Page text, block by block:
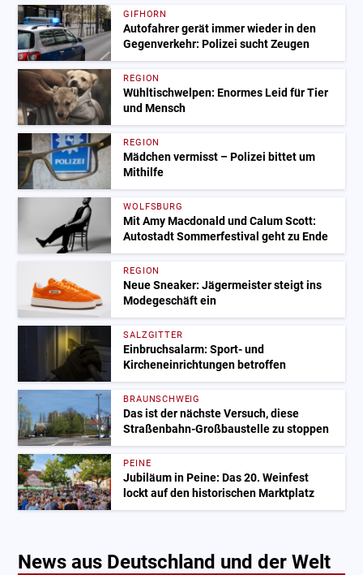
GIFHORN
Autofahrer gerät immer wieder in den
Gegenverkehr: Polizei sucht Zeugen
REGION
Wühltischwelpen: Enormes Leid für Tier
und Mensch
REGION
Mädchen vermisst – Polizei bittet um
Mithilfe
WOLFSBURG
Mit Amy Macdonald und Calum Scott:
Autostadt Sommerfestival geht zu Ende
REGION
Neue Sneaker: Jägermeister steigt ins
Modegeschäft ein
SALZGITTER
Einbruchsalarm: Sport- und
Kircheneinrichtungen betroffen
BRAUNSCHWEIG
Das ist der nächste Versuch, diese
Straßenbahn-Großbaustelle zu stoppen
PEINE
Jubiläum in Peine: Das 20. Weinfest
lockt auf den historischen Marktplatz
News aus Deutschland und der Welt